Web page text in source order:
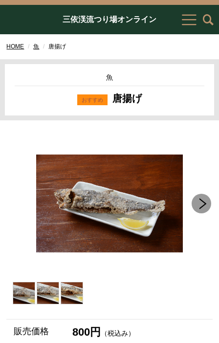
三依渓流つり場オンライン
HOME 魚 唐揚げ
魚
唐揚げ
販売価格 800円 （税込み）